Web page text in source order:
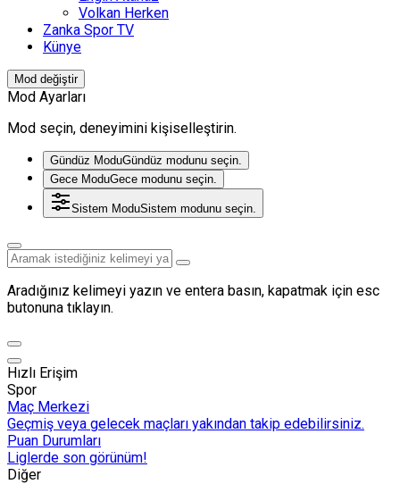
Volkan Herken
Zanka Spor TV
Künye
Mod değiştir
Mod Ayarları
Mod seçin, deneyimini kişiselleştirin.
Gündüz ModuGündüz modunu seçin.
Gece ModuGece modunu seçin.
Sistem ModuSistem modunu seçin.
Aradığınız kelimeyi yazın ve entera basın, kapatmak için esc
butonuna tıklayın.
Hızlı Erişim
Spor
Maç Merkezi
Geçmiş veya gelecek maçları yakından takip edebilirsiniz.
Puan Durumları
Liglerde son görünüm!
Diğer